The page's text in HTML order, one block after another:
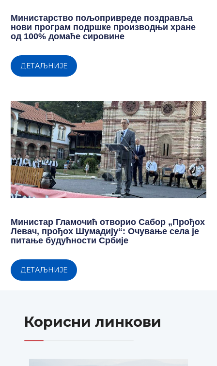
Министарство пољопривреде поздравља
нови програм подршке производњи хране
од 100% домаће сировине
ДЕТАЉНИЈЕ
Министар Гламочић отворио Сабор „Прођох
Левач, прођох Шумадију“: Очување села је
питање будућности Србије
ДЕТАЉНИЈЕ
Корисни линкови